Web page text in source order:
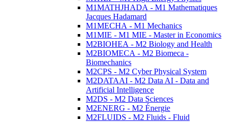
M1MATHJHADA - M1 Mathematiques
Jacques Hadamard
M1MECHA - M1 Mechanics
M1MIE - M1 MIE - Master in Economics
M2BIOHEA - M2 Biology and Health
M2BIOMECA - M2 Biomeca -
Biomechanics
M2CPS - M2 Cyber Physical System
M2DATAAI - M2 Data AI - Data and
Artificial Intelligence
M2DS - M2 Data Sciences
M2ENERG - M2 Énergie
M2FLUIDS - M2 Fluids - Fluid